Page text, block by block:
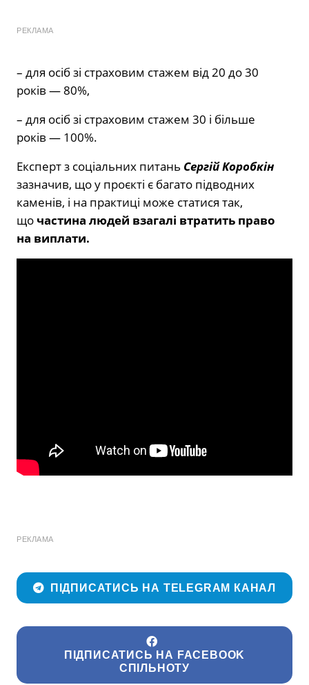
РЕКЛАМА
– для осіб зі страховим стажем від 20 до 30
років — 80%,
– для осіб зі страховим стажем 30 і більше
років — 100%.
Експерт з соціальних питань Сергій Коробкін
зазначив, що у проєкті є багато підводних
каменів, і на практиці може статися так,
що частина людей взагалі втратить право
на виплати.
РЕКЛАМА
ПІДПИСАТИСЬ НА TELEGRAM КАНАЛ
ПІДПИСАТИСЬ НА FACEBOOK
СПІЛЬНОТУ